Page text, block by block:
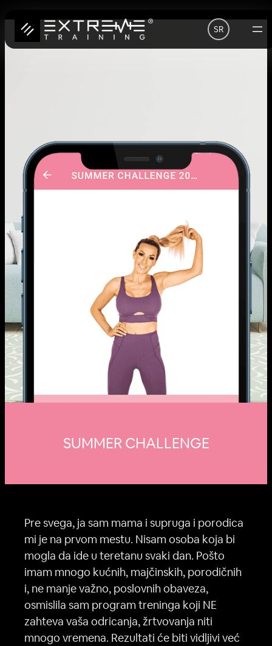
Скочи
на
SR
SUMMER CHALLENGE
Pre svega, ja sam mama i supruga i porodica
mi je na prvom mestu. Nisam osoba koja bi
mogla da ide u teretanu svaki dan. Pošto
imam mnogo kućnih, majčinskih, porodičnih
i, ne manje važno, poslovnih obaveza,
osmislila sam program treninga koji NE
zahteva vaša odricanja, žrtvovanja niti
mnogo vremena. Rezultati će biti vidljivi već